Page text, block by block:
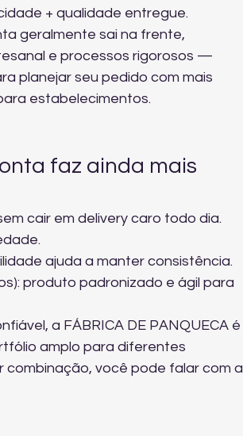
+ qualidade entregue.
geralmente sai na frente,
e processos rigorosos —
planejar seu pedido com mais
estabelecimentos.
faz ainda mais
cair em delivery caro todo dia.
ajuda a manter consistência.
produto padronizado e ágil para
a FÁBRICA DE PANQUECA é
amplo para diferentes
combinação, você pode falar com a